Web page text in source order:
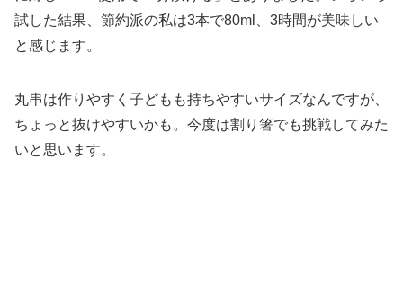
試した結果、節約派の私は3本で80ml、3時間が美味しい
と感じます。
丸串は作りやすく子どもも持ちやすいサイズなんですが、
ちょっと抜けやすいかも。今度は割り箸でも挑戦してみた
いと思います。